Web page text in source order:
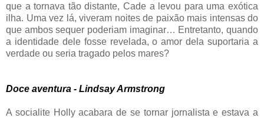
que a tornava tão distante, Cade a levou para uma exótica
ilha. Uma vez lá, viveram noites de paixão mais intensas do
que ambos sequer poderiam imaginar… Entretanto, quando
a identidade dele fosse revelada, o amor dela suportaria a
verdade ou seria tragado pelos mares?
Doce aventura - Lindsay Armstrong
A socialite Holly acabara de se tornar jornalista e estava a